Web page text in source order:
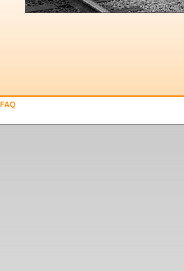
FAQ